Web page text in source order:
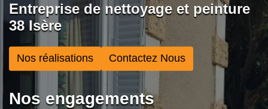
Entreprise de nettoyage et peinture
38 Isère
Nos réalisations Contactez Nous
Nos engagements